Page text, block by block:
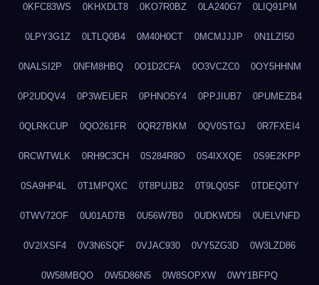
0KFC83WS 0KHXDLT8 0KO7R0BZ 0LA240G7 0LIQ91PM
0LPY3G1Z 0LTLQ0B4 0M40H0CT 0MCMJJJP 0N1LZI50
0NALSI2P 0NFM8HBQ 0O1D2CFA 0O3VCZC0 0OY5HHNM
0P2UDQV4 0P3WEUER 0PHNO5Y4 0PPJIUB7 0PUMEZB4
0QLRKCUP 0QO261FR 0QR27BKM 0QV0STGJ 0R7FXEI4
0RCWTWLK 0RH9C3CH 0S284R8O 0S4IXXQE 0S9E2KPP
0SA9HP4L 0T1MPQXC 0T8PUJB2 0T9LQ0SF 0TDEQ0TY
0TWV72OF 0U01AD7B 0U56W7B0 0UDKWD5I 0UELVNFD
0V2IXSF4 0V3N6SQF 0VJAC930 0VY5ZG3D 0W3LZD86
0W58MBQO 0W5D86N5 0W8SOPXW 0WY1BFPQ